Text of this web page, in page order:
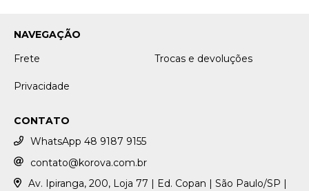
NAVEGAÇÃO
Frete
Trocas e devoluções
Privacidade
CONTATO
WhatsApp 48 9187 9155
contato@korova.com.br
Av. Ipiranga, 200, Loja 77 | Ed. Copan | São Paulo/SP |